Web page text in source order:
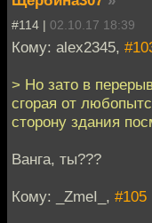
#114 | 02.10.17 18:39
Кому: alex2345,
> Но зато в
сгорая от
сторону здания
Ванга, ты???
Кому: _ZmeI_, #105